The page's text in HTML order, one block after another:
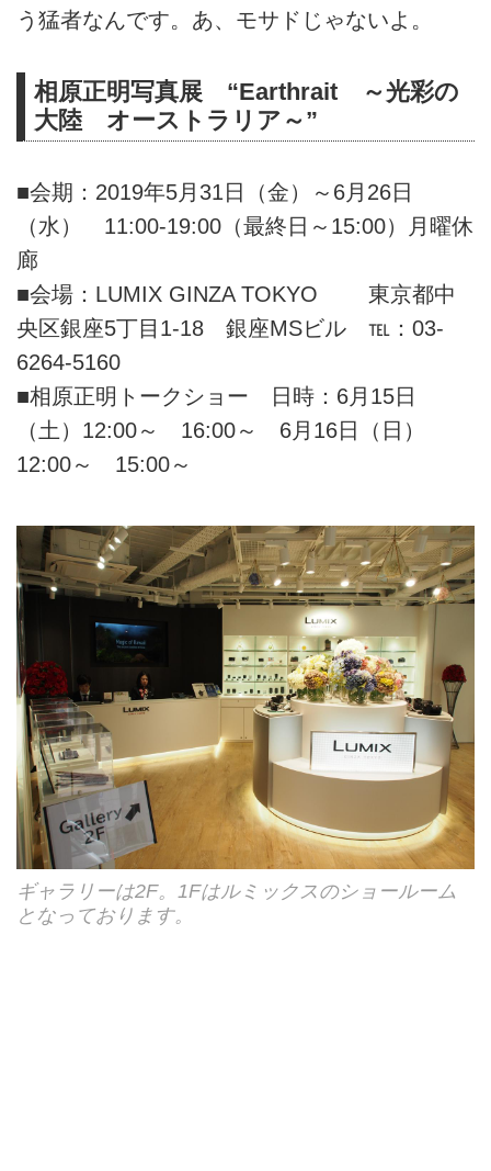
う猛者なんです。あ、モサドじゃないよ。
相原正明写真展 “Earthrait ～光彩の
大陸 オーストラリア～”
■会期：2019年5月31日（金）～6月26日
（水） 11:00-19:00（最終日～15:00）月曜休
廊
■会場：LUMIX GINZA TOKYO 東京都中
央区銀座5丁目1-18 銀座MSビル ℡：03-
6264-5160
■相原正明トークショー 日時：6月15日
（土）12:00～ 16:00～ 6月16日（日）
12:00～ 15:00～
ギャラリーは2F。1Fはルミックスのショールーム
となっております。